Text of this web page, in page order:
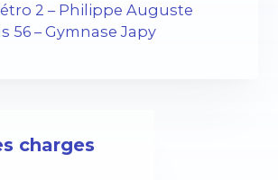
2 – Philippe Auguste
56 – Gymnase Japy
charges